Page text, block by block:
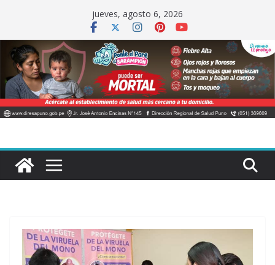
contenido
jueves, agosto 6, 2026